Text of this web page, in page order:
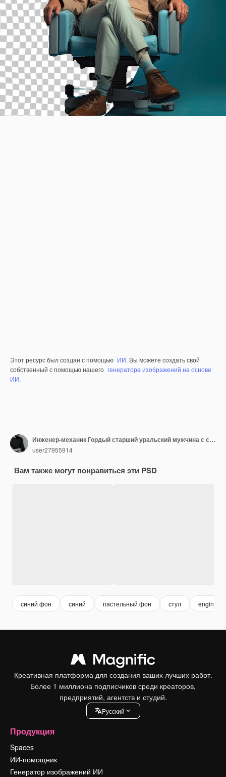
Этот ресурс был создан с помощью ИИ. Вы можете создать свой
собственный с помощью нашего генератора изображений на основе
ИИ.
Инженер-механик Гордый старший уральский мужчина с светлыми волосами позирует в кресле Lean Style Пастель-синий фон
user27955914
Вам также могут понравиться эти PSD
синий фон синий пастельный фон стул engineer
Креативная платформа для создания ваших лучших работ.
Более 1 миллиона подписчиков среди креаторов,
предприятий, агентств и студий.
Pусский
Продукция
Spaces
ИИ-помощник
Генератор изображений ИИ